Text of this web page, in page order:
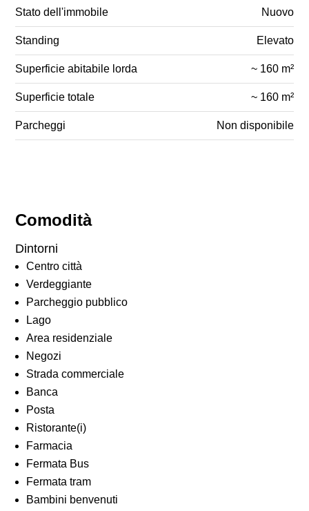
Comodità
Dintorni
Centro città
Verdeggiante
Parcheggio pubblico
Lago
Area residenziale
Negozi
Strada commerciale
Banca
Posta
Ristorante(i)
Farmacia
Fermata Bus
Fermata tram
Bambini benvenuti
Stato dell'immobile Nuovo
Standing Elevato
Superficie abitabile lorda ~ 160 m²
Superficie totale ~ 160 m²
Parcheggi Non disponibile